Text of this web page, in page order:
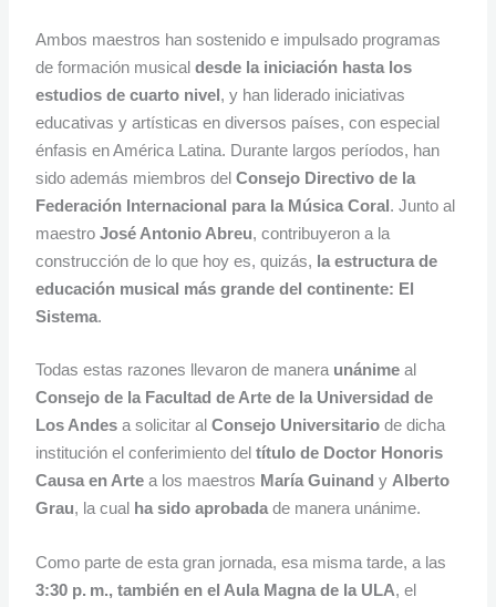
Ambos maestros han sostenido e impulsado programas
de formación musicaldesde la iniciación hasta los
estudios de cuarto nivel , y han liderado iniciativas
educativas y artísticas en diversos países, con especial
énfasis en América Latina. Durante largos períodos, han
sido además miembros delConsejo Directivo de la
Federación Internacional para la Música Coral . Junto al
maestroJosé Antonio Abreu, contribuyeron a la
construcción de lo que hoy es, quizás, la estructura de
educación musical más grande del continente: El
Sistema.
Todas estas razones llevaron de manera unánime al
Consejo de la Facultad de Arte de la Universidad de
Los Andes a solicitar alConsejo Universitariode dicha
institución el conferimiento deltítulo de Doctor Honoris
Causa en Arte a los maestros María Guinand yAlberto
Grau, la cual ha sido aprobadade manera unánime.
Como parte de esta gran jornada, esa misma tarde, a las
3:30 p. m., también en el Aula Magna de la ULA, el